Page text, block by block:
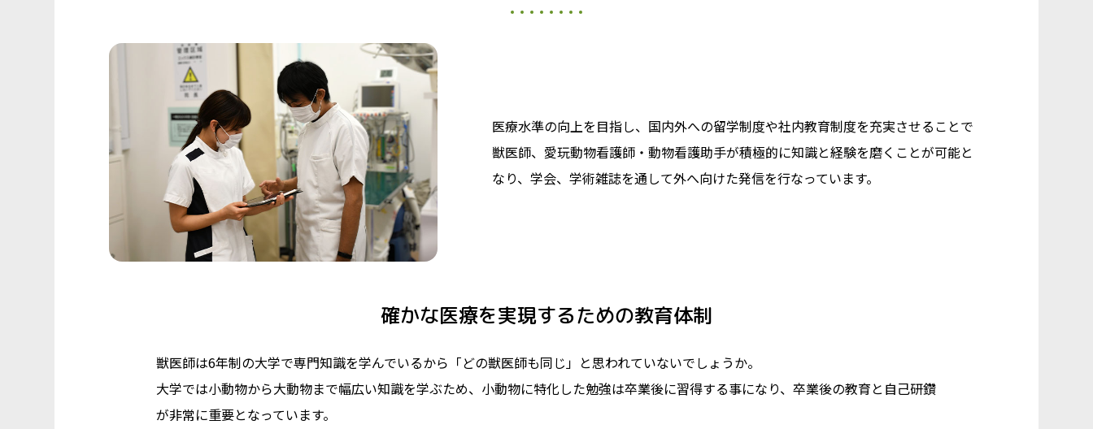
医療水準の向上を目指し、国内外への留学制度や社内教育制度を充実させることで
獣医師、愛玩動物看護師・動物看護助手が積極的に知識と経験を磨くことが可能と
なり、学会、学術雑誌を通して外へ向けた発信を行なっています。
確かな医療を実現するための教育体制
獣医師は6年制の大学で専門知識を学んでいるから「どの獣医師も同じ」と思われていないでしょうか。
大学では小動物から大動物まで幅広い知識を学ぶため、小動物に特化した勉強は卒業後に習得する事になり、卒業後の教育と自己研鑽
が非常に重要となっています。